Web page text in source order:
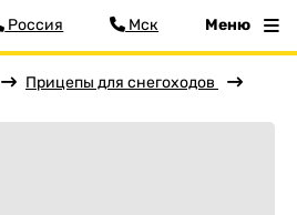
Россия Мск Меню
Прицепы для снегоходов